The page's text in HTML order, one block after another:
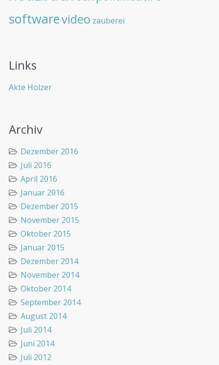
softwarevideo zauberei
Links
Akte Holzer
Archiv
Dezember 2016
Juli 2016
April 2016
Januar 2016
Dezember 2015
November 2015
Oktober 2015
Januar 2015
Dezember 2014
November 2014
Oktober 2014
September 2014
August 2014
Juli 2014
Juni 2014
Juli 2012